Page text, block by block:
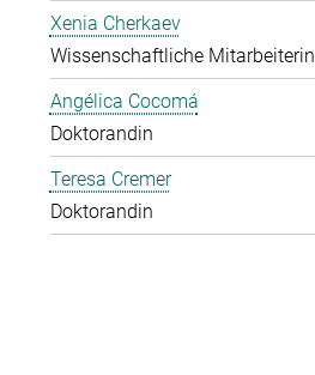
Xenia Cherkaev
Wissenschaftliche Mitarbeiterin
Angélica Cocomá
Doktorandin
Teresa Cremer
Doktorandin